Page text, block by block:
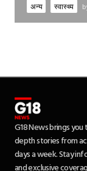
अन्य स्वास्थ्य
G18 News brings
depth stories from
days a week. Stay
and exclusive